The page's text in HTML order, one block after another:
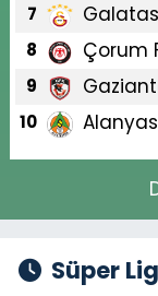
7
8 Çorum
9
10
Süper